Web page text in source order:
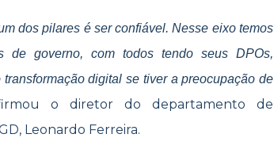
dos pilares é ser confiável. Nesse eixo temos
de governo, com todos tendo seus DPOs,
digital se tiver a preocupação de
o diretor do departamento de
Leonardo Ferreira.